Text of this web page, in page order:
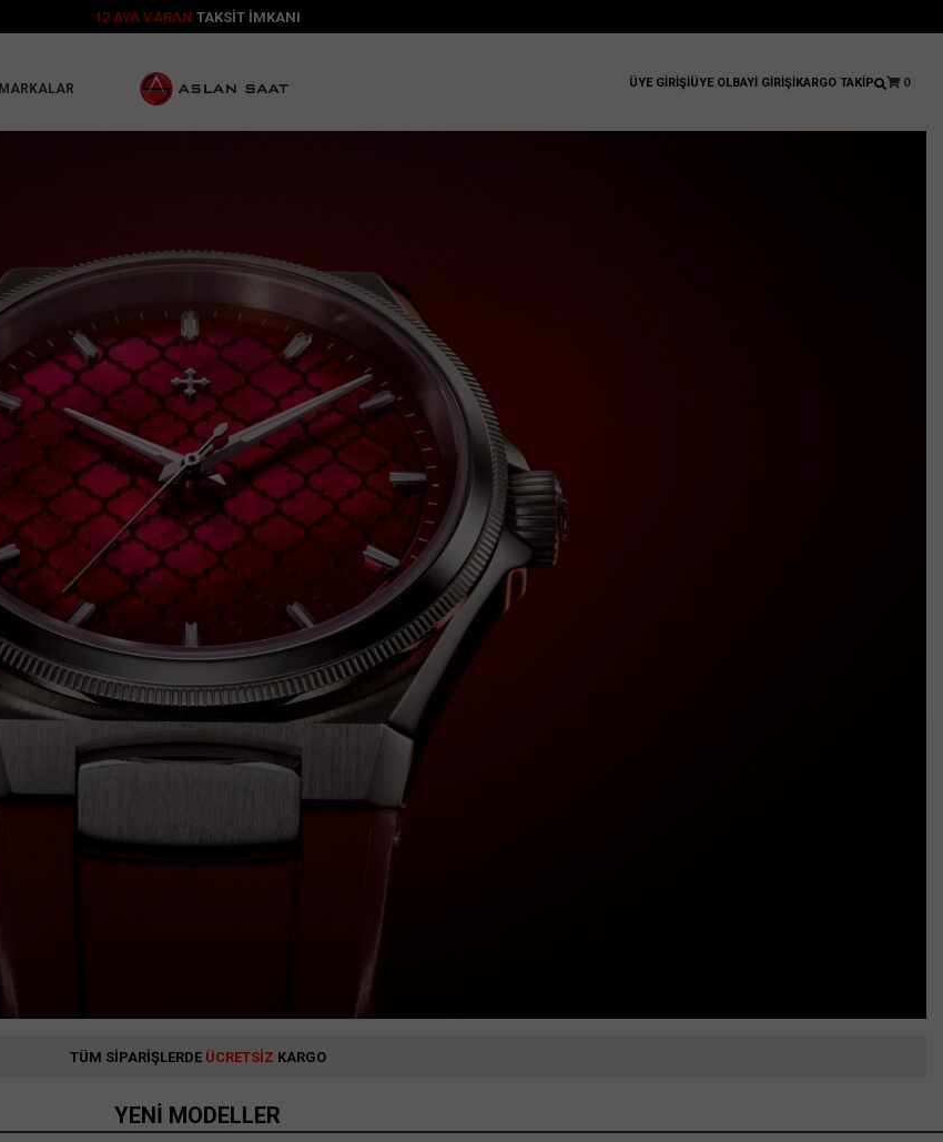
ORIENT & VENEZIANICO & OBAKU MARKALARININ
RESMİ DİSTRİBÜTÖRÜ
MARKALAR ÜYE GİRİŞİÜYE OLBAYİ GİRİŞİKARGO TAKİP 0
TÜM SİPARİŞLERDE ÜCRETSİZ KARGO
YENİ MODELLER